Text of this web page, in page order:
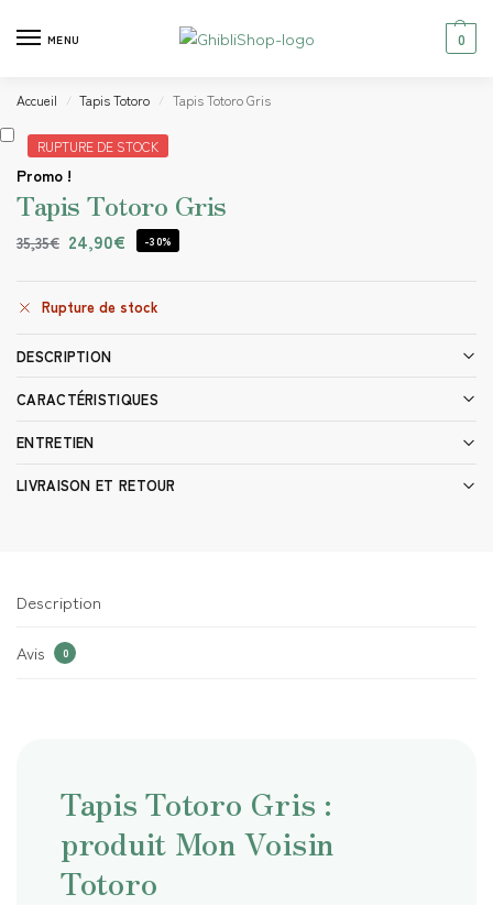
MENU 0
Accueil / Tapis Totoro / Tapis Totoro Gris
RUPTURE DE STOCK
Promo !
Tapis Totoro Gris
35,35€ 24,90€ -30%
Rupture de stock
DESCRIPTION
CARACTÉRISTIQUES
ENTRETIEN
LIVRAISON ET RETOUR
Description
Avis 0
Tapis Totoro Gris :
produit Mon Voisin
Totoro